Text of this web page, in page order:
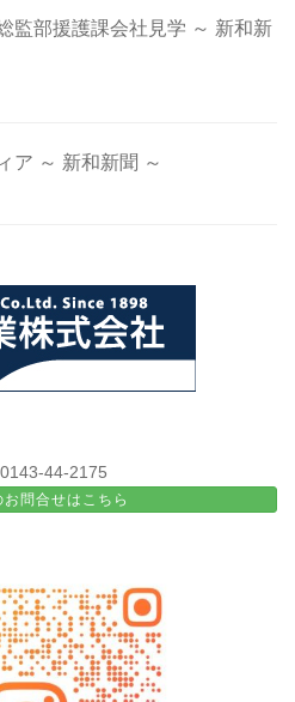
監部援護課会社見学 ～ 新和新
ア ～ 新和新聞 ～
44-2175
お問合せはこちら